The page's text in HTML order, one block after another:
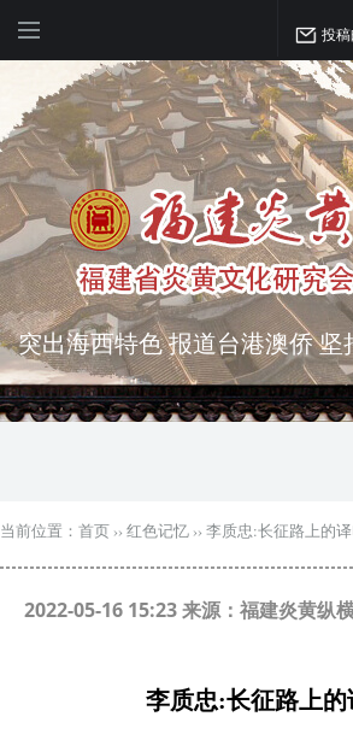
投
突出海西特色 报道台港澳侨 坚
今用 力求雅俗共赏
弘扬优秀文化 振奋民族精神 介
瑰宝 宣传中华精英
当前位置： 首页 ›› 红色记忆 ›› 李质忠:长征路上的
2022-05-16 15:23 来源：福建炎黄纵
李质忠:长征路上的